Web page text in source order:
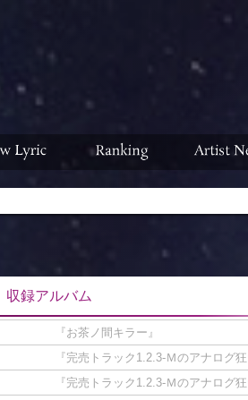
バム
『お茶ノ間キラー』
『完売トラック1.2.3-Ｍのアナログ狂
『完売トラック1.2.3-Ｍのアナログ狂